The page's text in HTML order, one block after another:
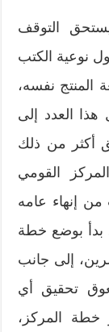
خلال عام‮. ‬رقم يستحق التوقف
من‮ ‬الأسئلة حول نوعية الكتب
العدد إلى
يستحق أكثر من ذلك
أنور مغيث،‮ ‬مدير المركز القومي
من إنهاء عامه
المسؤولية،‮ ‬وكان قد بدأ بوضع خطة
تهدف إلى استرداد ثقة المترجمين والناشرين،‮ ‬إلى جانب
تحقيق أي